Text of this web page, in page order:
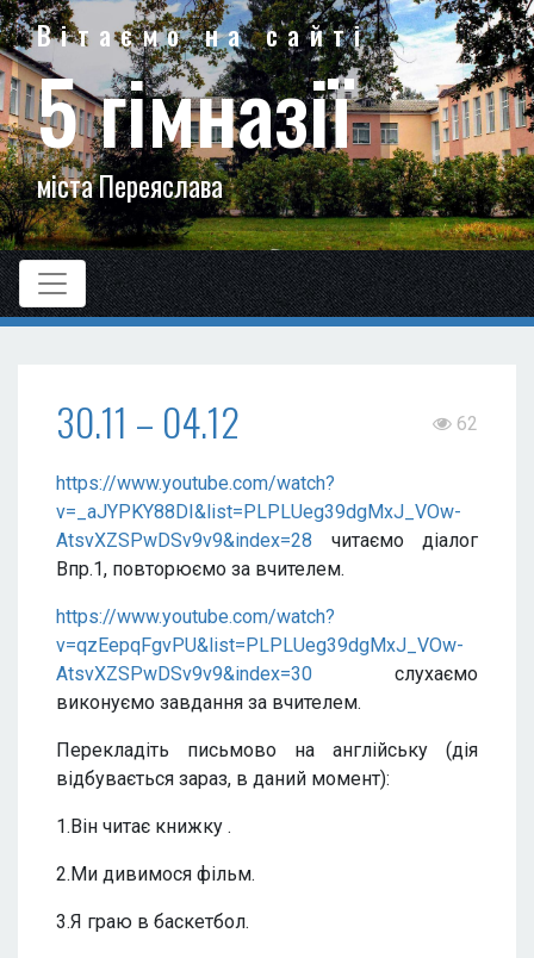
Вітаємо на сайті
5 гімназії
міста Переяслава
30.11 – 04.12 62
https://www.youtube.com/watch?
v=_aJYPKY88DI&list=PLPLUeg39dgMxJ_VOw-
AtsvXZSPwDSv9v9&index=28 читаємо діалог
Впр.1, повторюємо за вчителем.
https://www.youtube.com/watch?
v=qzEepqFgvPU&list=PLPLUeg39dgMxJ_VOw-
AtsvXZSPwDSv9v9&index=30 слухаємо
виконуємо завдання за вчителем.
Перекладіть письмово на англійську (дія
відбувається зараз, в даний момент):
1.Він читає книжку .
2.Ми дивимося фільм.
3.Я граю в баскетбол.